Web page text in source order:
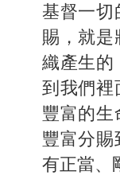
基督一切
賜，就是
織產生的
到我們裡
豐富的生
豐富分賜
有正當、